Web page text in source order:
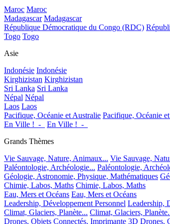
Maroc Maroc
Madagascar Madagascar
République Démocratique du Congo (RDC)
Togo Togo
Asie
Indonésie Indonésie
Kirghizistan Kirghizistan
Sri Lanka Sri Lanka
Népal Népal
Laos Laos
Pacifique, Océanie et Australie Pacifique, Océanie
En Ville !_-_
En Ville !_-_
Grands Thèmes
Vie Sauvage, Nature, Animaux... Vie Sauvage,
Paléontologie, Archéologie... Paléontologie,
Géologie, Astronomie, Physique, Mathématiques
Chimie, Labos, Maths Chimie, Labos, Maths
Eau, Mers et Océans Eau, Mers et Océans
Leadership, Développement Personnel Leadership,
Climat, Glaciers, Planète... Climat, Glaciers,
Drones, Objets Connectés, Imprimante 3D Drones,